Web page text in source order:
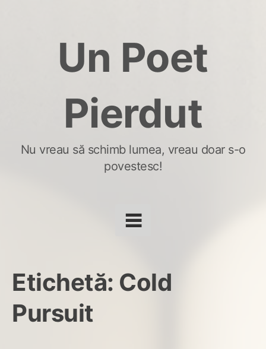
Un Poet
Pierdut
Nu vreau să schimb lumea, vreau doar s-o
povestesc!
Etichetă: Cold
Pursuit